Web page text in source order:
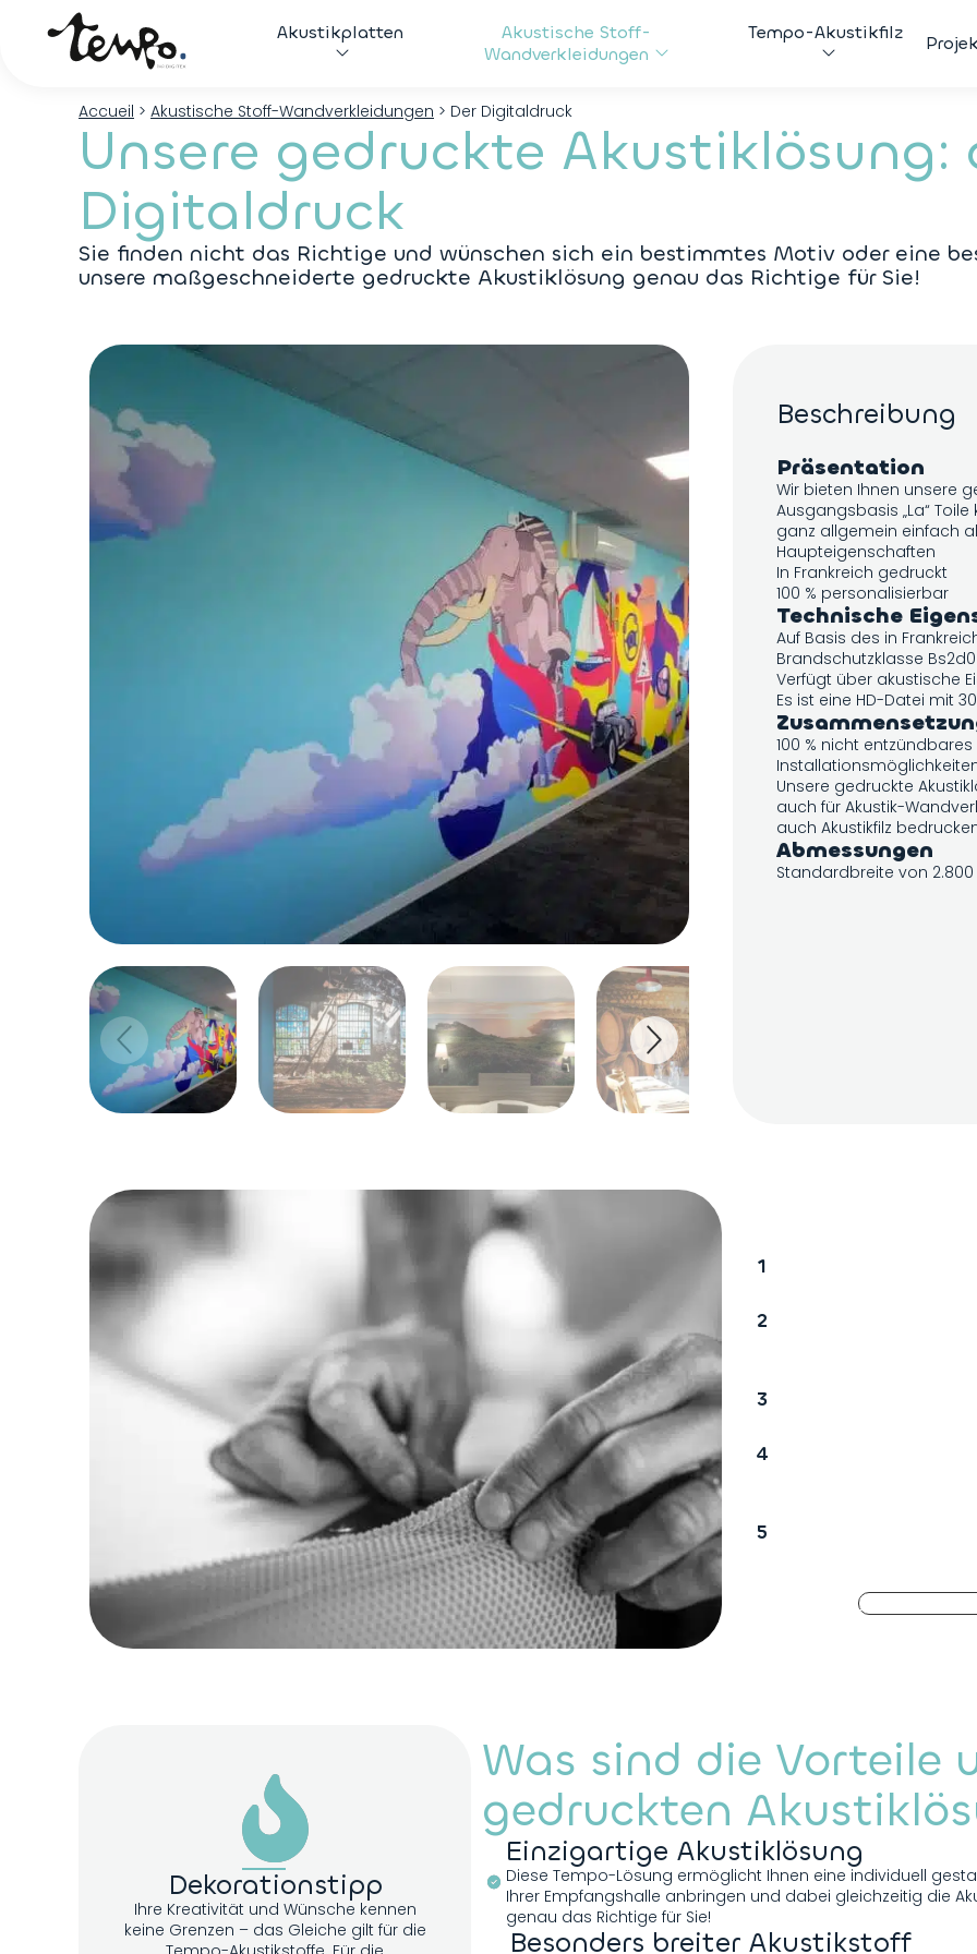
Akustikplatten
Akustische Stoff-
Wandverkleidungen
Tempo-Akustikfilz
Accueil > Akustische Stoff-Wandverkleidungen > Der Digitaldruck
Unsere gedruckte Akustiklösung:
Digitaldruck
Sie finden nicht das Richtige und wünschen sich ein bestimmtes Motiv oder eine
unsere maßgeschneiderte gedruckte Akustiklösung genau das Richtige für Sie!
Beschreibung
Präsentation
Wir bieten Ihnen unsere
Ausgangsbasis „La“
ganz allgemein einfach
Haupteigenschaften
In Frankreich gedruckt
100 % personalisierbar
Technische
Auf Basis des in
Brandschutzklasse Bs2d0
Verfügt über akustische
Es ist eine HD-Datei mit
100 % nicht
Unsere gedruckte
auch für Akustik-
auch Akustikfilz
Abmessungen
Standardbreite von
Bien choisir
Dekorationstipp
Ihre Kreativität und Wünsche kennen
keine Grenzen – das Gleiche gilt für die
Was sind die Vorteile
gedruckten
Einzigartige Akustiklösung
Diese Tempo-Lösung ermöglicht Ihnen eine individuell
Ihrer Empfangshalle anbringen und dabei gleichzeitig die
genau das Richtige für Sie!
Besonders breiter Akustikstoff